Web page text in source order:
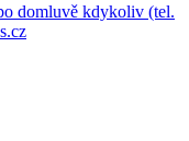
domluvě kdykoliv (tel.